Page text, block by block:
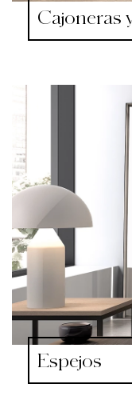
Cajoneras
Espejos